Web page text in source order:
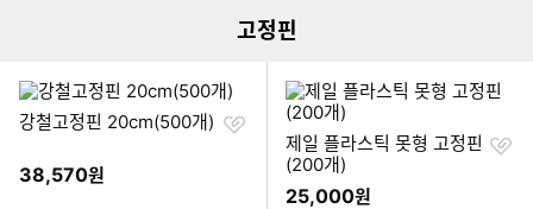
고정핀
강철고정핀 20cm(500개)
38,570원
찜
제일 플라스틱 못형 고정핀
(200개)
25,000원
찜